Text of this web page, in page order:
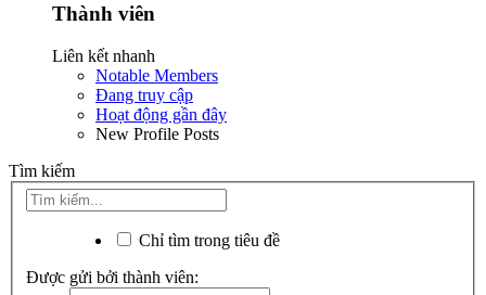
Thành viên
Liên kết nhanh
Notable Members
Đang truy cập
Hoạt động gần đây
New Profile Posts
Tìm kiếm
Chỉ tìm trong tiêu đề
Được gửi bởi thành viên: